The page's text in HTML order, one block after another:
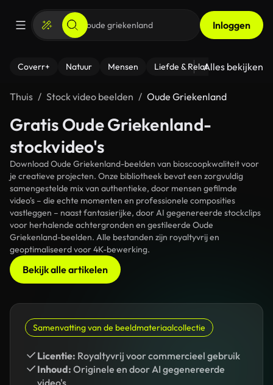
Inloggen
Coverr+ Natuur Mensen Liefde & Relaties - Fitness
Alles bekijken
Thuis Stock video beelden Oude Griekenland
Gratis Oude Griekenland-
stockvideo's
Download Oude Griekenland-beelden van bioscoopkwaliteit voor
je creatieve projecten. Onze bibliotheek bevat een zorgvuldig
samengestelde mix van authentieke, door mensen gefilmde
video's – die echte momenten en professionele composities
vastleggen – naast fantasierijke, door AI gegenereerde stockclips
voor herhalende achtergronden en gestileerde Oude
Griekenland-beelden. Alle bestanden zijn royaltyvrij en
geoptimaliseerd voor 4K-bewerking.
Bekijk alle artikelen
Samenvatting van de beeldmateriaalcollectie
Licentie: Royaltyvrij voor commercieel gebruik
Inhoud: Originele en door AI gegenereerde
video's